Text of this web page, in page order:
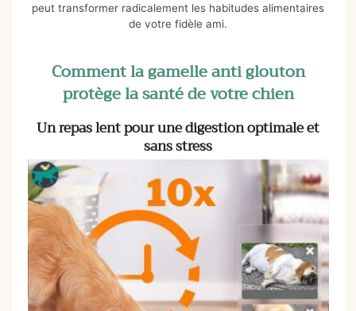
peut transformer radicalement les habitudes alimentaires
de votre fidèle ami.
Comment la gamelle anti glouton
protège la santé de votre chien
Un repas lent pour une digestion optimale et
sans stress